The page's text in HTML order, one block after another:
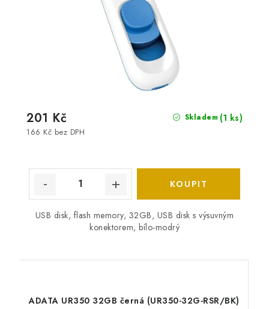
Skladem (1 ks)
166 Kč bez DPH
201 Kč
USB disk, flash memory, 32GB, USB disk s výsuvným
konektorem, bílo-modrý
ADATA UR350 32GB černá (UR350-32G-RSR/BK)